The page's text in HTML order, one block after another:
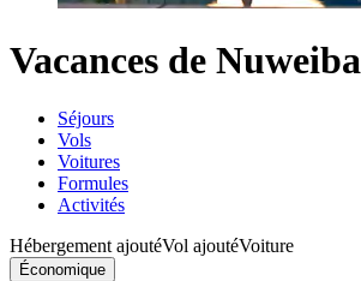
Vacances de Nuweiba
Séjours
Vols
Voitures
Formules
Activités
Hébergement ajoutéVol ajoutéVoiture
Économique